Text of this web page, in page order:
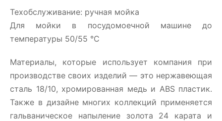
Техобслуживание: ручная мойка
Для мойки в посудомоечной машине до
температуры 50/55 °C
Материалы, которые использует компания при
производстве своих изделий — это нержавеющая
сталь 18/10, хромированная медь и ABS пластик.
Также в дизайне многих коллекций применяется
гальваническое напыление золота 24 карата и